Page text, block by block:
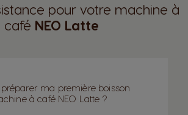
pour votre machine à
café NEO Latte
ma première boisson
à café NEO Latte ?